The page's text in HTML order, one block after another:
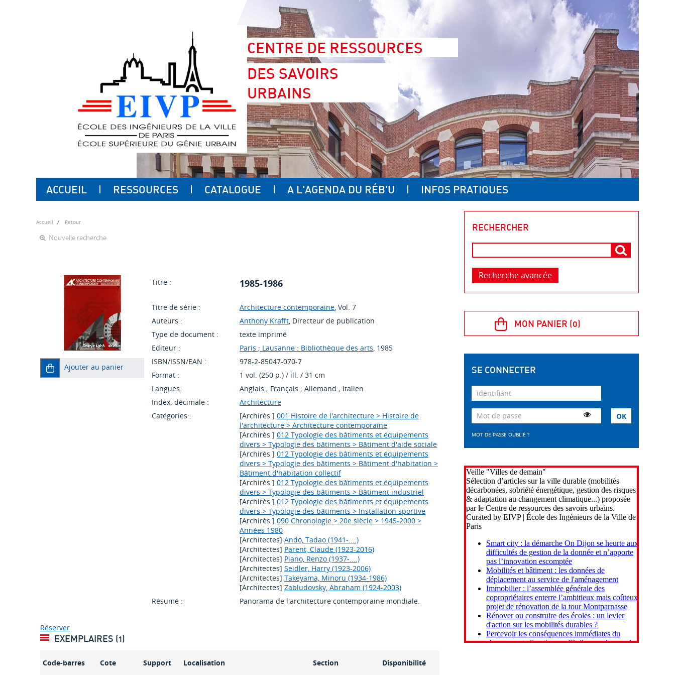
CENTRE DE RESSOURCES
DES SAVOIRS
URBAINS
ACCUEIL RESSOURCES CATALOGUE A L'AGENDA DU RÉB'U INFOS PRATIQUES
Accueil Retour
Nouvelle recherche
Ajouter au panier
Titre : 1985-1986
Titre de série : Architecture contemporaine, Vol. 7
Auteurs :
Anthony Krafft, Directeur de publication
Type de document :
texte imprimé
Editeur :
Paris ; Lausanne : Bibliothèque des arts, 1985
ISBN/ISSN/EAN :
978-2-85047-070-7
Format :
1 vol. (250 p.) / ill. / 31 cm
Langues:
Anglais ; Français ;Allemand ; Italien
Index. décimale :
Architecture
Catégories :
[Archirès ]001 Histoire de l'architecture > Histoire de
l'architecture > Architecture contemporaine
[Archirès ]012 Typologie des bâtiments et équipements
divers > Typologie des bâtiments > Bâtiment d'aide sociale
[Archirès ]012 Typologie des bâtiments et équipements
divers > Typologie des bâtiments > Bâtiment d'habitation >
Bâtiment d'habitation collectif
[Archirès ]012 Typologie des bâtiments et équipements
divers > Typologie des bâtiments > Bâtiment industriel
[Archirès ]012 Typologie des bâtiments et équipements
divers > Typologie des bâtiments > Installation sportive
[Archirès ]090 Chronologie > 20e siècle > 1945-2000 >
Années 1980
[Architectes]Andō, Tadao (1941-....)
[Architectes] Parent, Claude (1923-2016)
[Architectes] Piano, Renzo (1937-....)
[Architectes]Seidler, Harry (1923-2006)
[Architectes]Takeyama, Minoru (1934-1986)
[Architectes]Zabludovsky, Abraham (1924-2003)
Résumé :
Panorama de l'architecture contemporaine mondiale.
Réserver
EXEMPLAIRES (1)
Code-barres Cote Support Localisation Section Disponibilité
RECHERCHER
Recherche avancée
SE CONNECTER
MOT DE PASSE OUBLIÉ ?